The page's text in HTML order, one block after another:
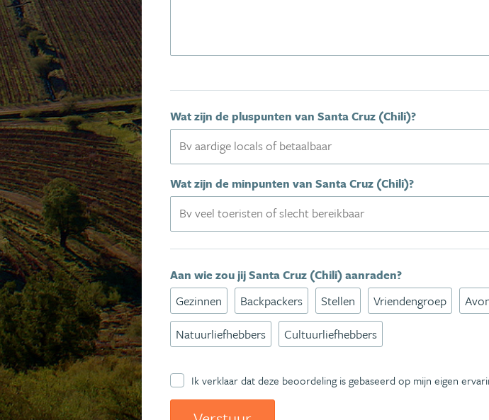
Wat zijn de pluspunten van Santa Cruz (Chili)?
Wat zijn de minpunten van Santa Cruz (Chili)?
Aan wie zou jij Santa Cruz (Chili) aanraden?
Gezinnen Backpackers Stellen Vriendengroep
Natuurliefhebbers
Cultuurliefhebbers
Ik verklaar dat deze beoordeling is gebaseerd op mijn eigen